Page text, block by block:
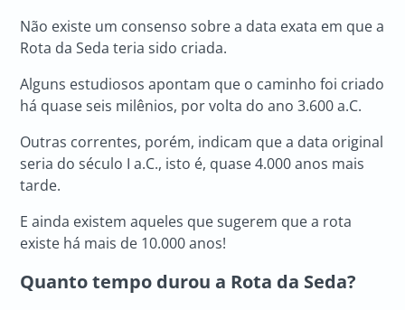
Não existe um consenso sobre a data exata em que a
Rota da Seda teria sido criada.
Alguns estudiosos apontam que o caminho foi criado
há quase seis milênios, por volta do ano 3.600 a.C.
Outras correntes, porém, indicam que a data original
seria do século I a.C., isto é, quase 4.000 anos mais
tarde.
E ainda existem aqueles que sugerem que a rota
existe há mais de 10.000 anos!
Quanto tempo durou a Rota da Seda?